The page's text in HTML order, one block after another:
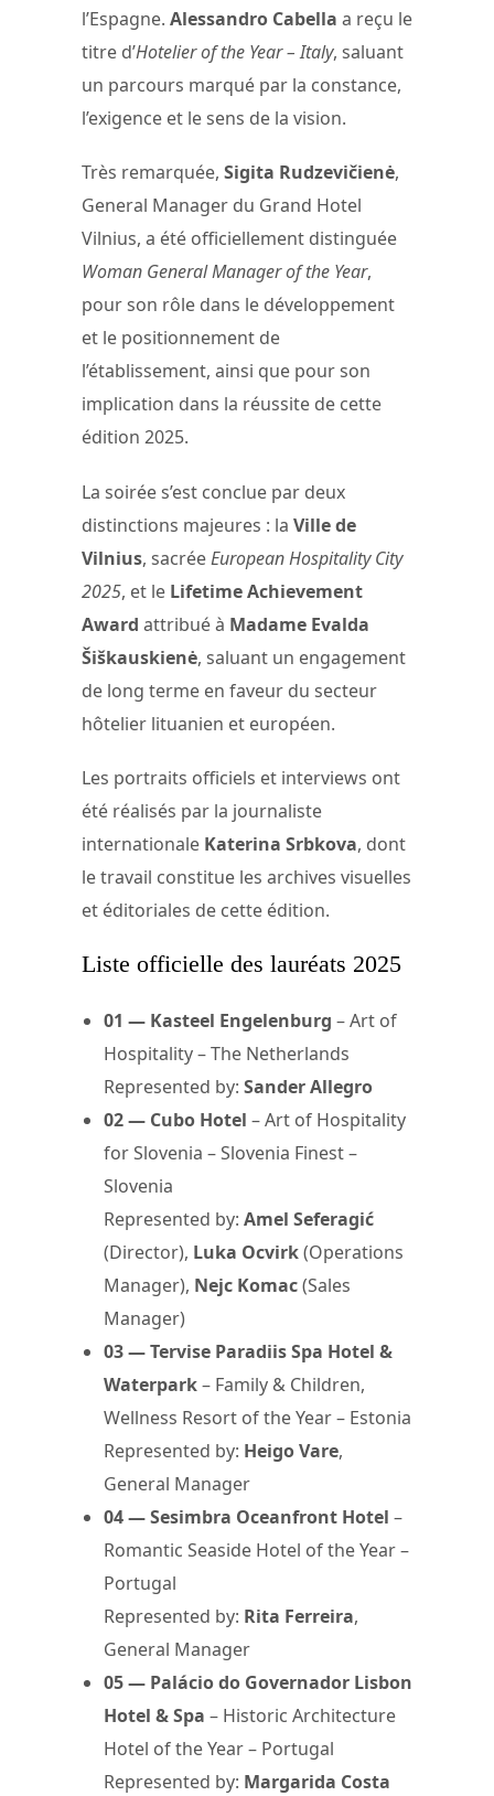
l’Espagne. Alessandro Cabella a reçu le
titre d’Hotelier of the Year – Italy, saluant
un parcours marqué par la constance,
l’exigence et le sens de la vision.
Très remarquée, Sigita Rudzevičienė,
General Manager du Grand Hotel
Vilnius, a été officiellement distinguée
Woman General Manager of the Year,
pour son rôle dans le développement
et le positionnement de
l’établissement, ainsi que pour son
implication dans la réussite de cette
édition 2025.
La soirée s’est conclue par deux
distinctions majeures : la Ville de
Vilnius, sacréeEuropean Hospitality City
2025, et le Lifetime Achievement
Award attribué à Madame Evalda
Šiškauskienė, saluant un engagement
de long terme en faveur du secteur
hôtelier lituanien et européen.
Les portraits officiels et interviews ont
été réalisés par la journaliste
internationale Katerina Srbkova, dont
le travail constitue les archives visuelles
et éditoriales de cette édition.
Liste officielle des lauréats 2025
01 — Kasteel Engelenburg – Art of
Hospitality – The Netherlands
Represented by: Sander Allegro
02 — Cubo Hotel – Art of Hospitality
for Slovenia – Slovenia Finest –
Slovenia
Represented by: Amel Seferagić
(Director), Luka Ocvirk(Operations
Manager), Nejc Komac(Sales
Manager)
03 — Tervise Paradiis Spa Hotel &
Waterpark– Family & Children,
Wellness Resort of the Year – Estonia
Represented by: Heigo Vare,
General Manager
04 — Sesimbra Oceanfront Hotel –
Romantic Seaside Hotel of the Year –
Portugal
Represented by: Rita Ferreira,
General Manager
05 — Palácio do Governador Lisbon
Hotel & Spa – Historic Architecture
Hotel of the Year – Portugal
Represented by: Margarida Costa